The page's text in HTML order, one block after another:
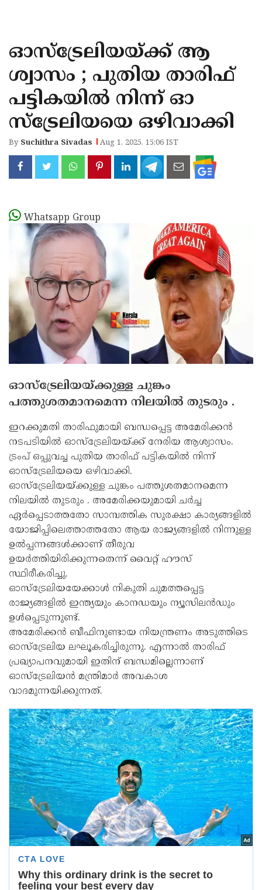
KANNUR
KASARAGOD
ഓസ്‌ട്രേലിയയ്ക്ക് ആ
ശ്വാസം ; പുതിയ താരിഫ്
പട്ടികയില്‍ നിന്ന് ഓ
സ്‌ട്രേലിയയെ ഒഴിവാക്കി
By Suchithra Sivadas Aug 1, 2025, 15:06 IST
Whatsapp Group
ഓസ്‌ട്രേലിയയ്ക്കുള്ള ചുങ്കം
പത്തുശതമാനമെന്ന നിലയില്‍ തുടരും .
ഇറക്കുമതി താരിഫുമായി ബന്ധപ്പെട്ട അമേരിക്കന്‍
നടപടിയില്‍ ഓസ്‌ട്രേലിയയ്ക്ക് നേരിയ ആശ്വാസം.
ട്രംപ് ഒപ്പുവച്ച പുതിയ താരിഫ് പട്ടികയില്‍ നിന്ന്
ഓസ്‌ട്രേലിയയെ ഒഴിവാക്കി.
ഓസ്‌ട്രേലിയയ്ക്കുള്ള ചുങ്കം പത്തുശതമാനമെന്ന
നിലയില്‍ തുടരും . അമേരിക്കയുമായി ചര്‍ച്ച
ഏര്‍പ്പെടാത്തതോ സാമ്പത്തിക സുരക്ഷാ കാര്യങ്ങളില്‍
യോജിപ്പിലെത്താത്തതോ ആയ രാജ്യങ്ങളില്‍ നിന്നുള്ള
ഉല്‍പ്പന്നങ്ങള്‍ക്കാണ് തീരുവ
ഉയര്‍ത്തിയിരിക്കുന്നതെന്ന് വൈറ്റ് ഹൗസ്
സ്ഥിരീകരിച്ചു.
ഓസ്‌ട്രേലിയയേക്കാള്‍ നികുതി ചുമത്തപ്പെട്ട
രാജ്യങ്ങളില്‍ ഇന്ത്യയും കാനഡയും ന്യൂസിലന്‍ഡും
ഉള്‍പ്പെടുന്നുണ്ട്.
അമേരിക്കന്‍ ബീഫിനുണ്ടായ നിയന്ത്രണം അടുത്തിടെ
ഓസ്‌ട്രേലിയ ലഘൂകരിച്ചിരുന്നു. എന്നാല്‍ താരിഫ്
പ്രഖ്യാപനവുമായി ഇതിന് ബന്ധമില്ലെന്നാണ്
ഓസ്‌ട്രേലിയന്‍ മന്ത്രിമാര്‍ അവകാശ
വാദമുന്നയിക്കുന്നത്.